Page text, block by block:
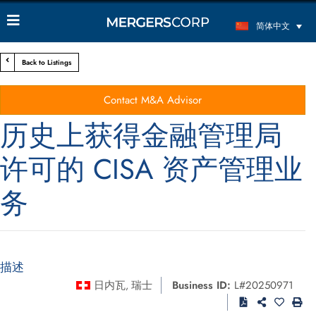
简体中文
Back to Listings
Contact M&A Advisor
历史上获得金融管理局
许可的 CISA 资产管理业
务
描述
日内瓦, 瑞士 Business ID: L#20250971